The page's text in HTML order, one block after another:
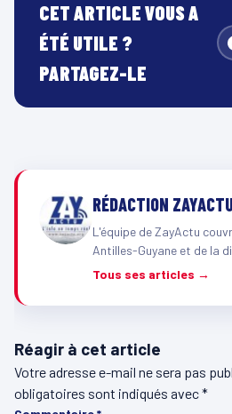
CET ARTICLE VOUS A
ÉTÉ UTILE ?
PARTAGEZ-LE
RÉDACTION
L'équipe de ZayActu
Antilles-Guyane et de la
Tous ses articles →
Réagir à cet article
Votre adresse e-mail ne sera pas
obligatoires sont indiqués avec*